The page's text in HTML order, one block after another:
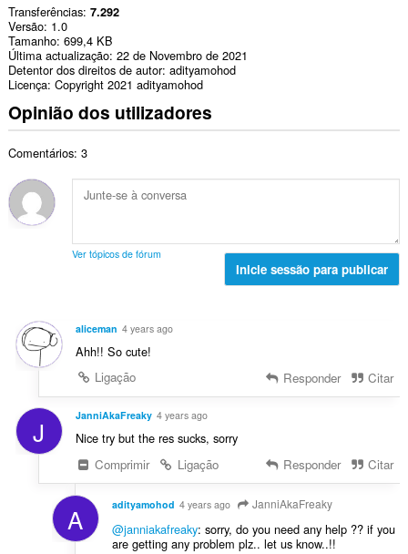
Transferências 7.292
Versão 1.0
Tamanho 699,4 KB
Última actualização 22 de Novembro de 2021
Detentor dos direitos de autor adityamohod
Licença Copyright 2021 adityamohod
Opinião dos utilizadores
Comentários: 3
Ver tópicos de fórum
Inicie sessão para publicar
aliceman 4 years ago
Ahh!! So cute!
Ligação
Responder Citar
J JanniAkaFreaky 4 years ago
Nice try but the res sucks, sorry
Comprimir
Ligação Responder Citar
A adityamohod 4 years ago JanniAkaFreaky
@janniakafreaky: sorry, do you need any help ?? if you
are getting any problem plz.. let us know..!!